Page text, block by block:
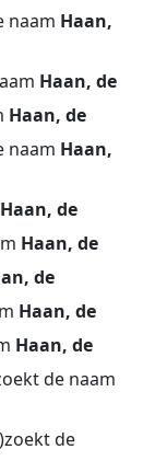
naam Haan,
Haan, de
Haan, de
naam Haan,
Haan, de
Haan, de
de
Haan, de
Haan, de
de naam
de